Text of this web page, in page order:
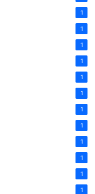
1
1
1
1
1
1
1
1
1
1
1
1